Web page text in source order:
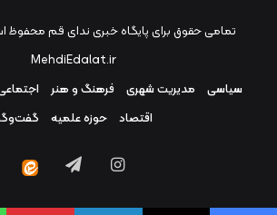
تمامی حقوق برای پایگاه خبری ندای قم
MehdiEdalat.ir
سیاسی
مدیریت شهری فرهنگ و هنر
اقتصاد
حوزه علمیه
اینستاگرامتلگرام